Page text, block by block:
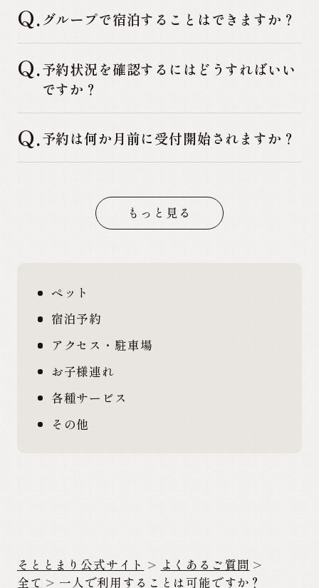
Q.グループで宿泊することはできますか？
Q.予約状況を確認するにはどうすればいい
ですか？
Q.予約は何か月前に受付開始されますか？
もっと見る
ペット
宿泊予約
アクセス・駐車場
お子様連れ
各種サービス
その他
そととまり公式サイト
よくあるご質問
全て
一人で利用することは可能ですか？